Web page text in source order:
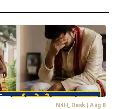
N4H_Desk | Aug 8